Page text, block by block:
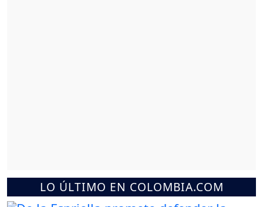
LO ÚLTIMO EN COLOMBIA.COM